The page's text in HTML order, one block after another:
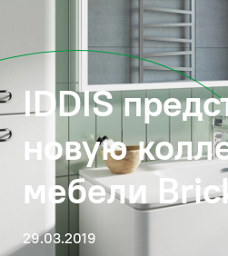
IDDIS
новую
мебели
29.03.2019